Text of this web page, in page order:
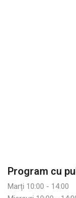
Program cu
Marți 10:00 - 14:00